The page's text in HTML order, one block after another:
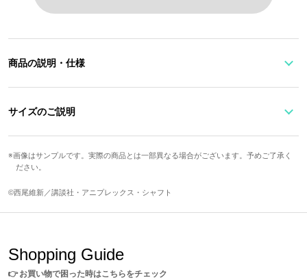
商品の説明・仕様
ト。
とし、「おもし蟹」に行き遭ったひたぎだからこそ表現できたモチ
ーフとなっています。
もう一つのシンプルなリングは阿良々木暦モデルとペアリング仕様
原産国／ 日本
素材／ シルバー925、ガラス
サイズのご説明
9号
15号 約56.5mm
画像はサンプルです。実際の商品とは一部異なる場合がございます。予めご了承く
ださい。
©西尾維新／講談社・アニプレックス・シャフト
Shopping Guide
👉お買い物で困った時はこちらをチェック